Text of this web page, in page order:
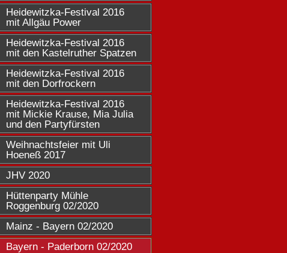
Heidewitzka-Festival 2016
mit Allgäu Power
Heidewitzka-Festival 2016
mit den Kastelruther Spatzen
Heidewitzka-Festival 2016
mit den Dorfrockern
Heidewitzka-Festival 2016
mit Mickie Krause, Mia Julia
und den Partyfürsten
Weihnachtsfeier mit Uli
Hoeneß 2017
JHV 2020
Hüttenparty Mühle
Roggenburg 02/2020
Mainz - Bayern 02/2020
Bayern - Paderborn 02/2020